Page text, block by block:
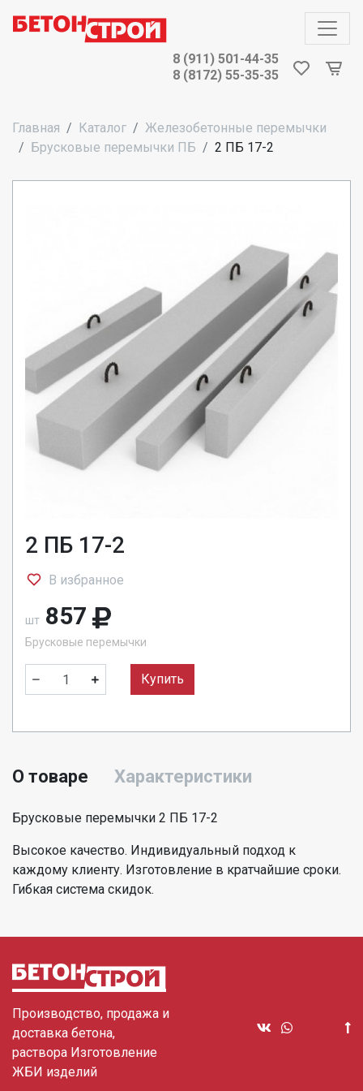
8 (911) 501-44-35
8 (8172) 55-35-35
Главная Каталог
Железобетонные перемычки
Брусковые перемычки ПБ
2 ПБ 17-2
2 ПБ 17-2
В избранное
шт 857
Брусковые перемычки
Купить
О товаре Характеристики
Брусковые перемычки 2 ПБ 17-2
Высокое качество. Индивидуальный подход к
каждому клиенту. Изготовление в кратчайшие сроки.
Гибкая система скидок.
Производство, продажа и
доставка бетона,
раствора Изготовление
ЖБИ изделий